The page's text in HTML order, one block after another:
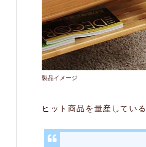
か
き
し
て
も
び
製品イメージ
ヒット商品を量産してい